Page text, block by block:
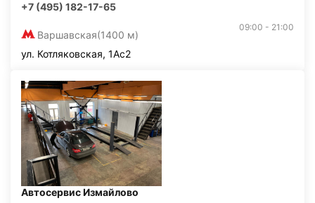
+7 (495) 182-17-65
Варшавская(1400 м)
09:00 - 21:00
ул. Котляковская, 1Ас2
Автосервис Измайлово